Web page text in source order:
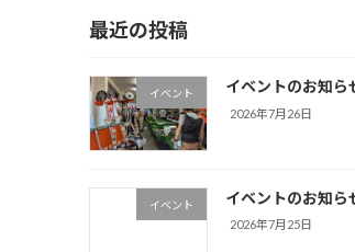
最近の投稿
イベント イベントのお知ら
2026年7月26日
イベント イベントのお知ら
2026年7月25日